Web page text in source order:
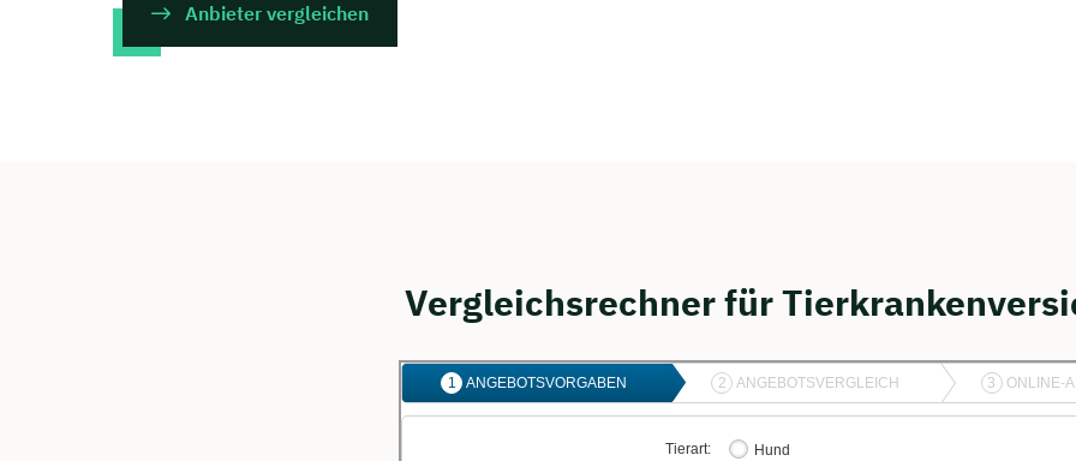
Anbieter vergleichen
Vergleichsrechner für